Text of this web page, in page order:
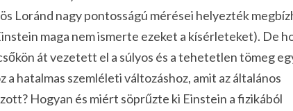
Loránd nagy pontosságú mérései helyezték
maga nem ismerte ezeket a kísérleteket). De
át vezetett el a súlyos és a tehetetlen tömeg
a hatalmas szemléleti változáshoz, amit az általános
Hogyan és miért söprűzte ki Einstein a fizikából